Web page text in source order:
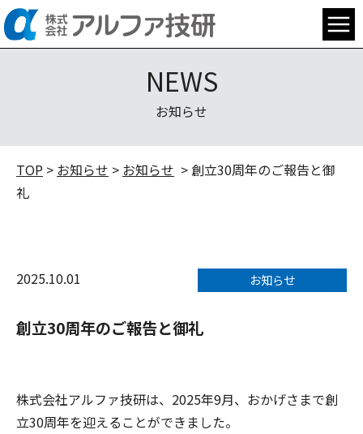
NEWS
お知らせ
TOP > お知らせ > お知らせ > 創立30周年のご報告と御
礼
2025.10.01 お知らせ
創立30周年のご報告と御礼
株式会社アルファ技研は、2025年9月、おかげさまで創
立30周年を迎えることができました。